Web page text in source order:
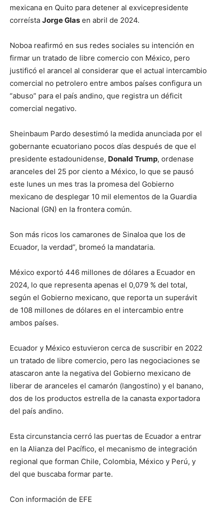
mexicana en Quito para detener al exvicepresidente
correísta Jorge Glas en abril de 2024.
Noboa reafirmó en sus redes sociales su intención en
firmar un tratado de libre comercio con México, pero
justificó el arancel al considerar que el actual intercambio
comercial no petrolero entre ambos países configura un
“abuso” para el país andino, que registra un déficit
comercial negativo.
Sheinbaum Pardo desestimó la medida anunciada por el
gobernante ecuatoriano pocos días después de que el
presidente estadounidense, Donald Trump, ordenase
aranceles del 25 por ciento a México, lo que se pausó
este lunes un mes tras la promesa del Gobierno
mexicano de desplegar 10 mil elementos de la Guardia
Nacional (GN) en la frontera común.
Son más ricos los camarones de Sinaloa que los de
Ecuador, la verdad”, bromeó la mandataria.
México exportó 446 millones de dólares a Ecuador en
2024, lo que representa apenas el 0,079 % del total,
según el Gobierno mexicano, que reporta un superávit
de 108 millones de dólares en el intercambio entre
ambos países.
Ecuador y México estuvieron cerca de suscribir en 2022
un tratado de libre comercio, pero las negociaciones se
atascaron ante la negativa del Gobierno mexicano de
liberar de aranceles el camarón (langostino) y el banano,
dos de los productos estrella de la canasta exportadora
del país andino.
Esta circunstancia cerró las puertas de Ecuador a entrar
en la Alianza del Pacífico, el mecanismo de integración
regional que forman Chile, Colombia, México y Perú, y
del que buscaba formar parte.
Con información de EFE